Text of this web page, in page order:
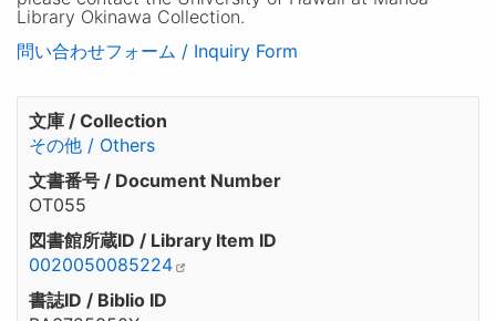
Library Okinawa Collection.
問い合わせフォーム / Inquiry Form
文庫 / Collection
その他 / Others
文書番号 / Document Number
OT055
図書館所蔵ID / Library Item ID
0020050085224
書誌ID / Biblio ID